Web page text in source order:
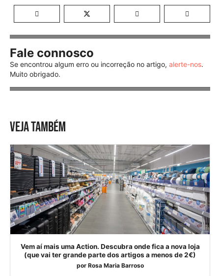
Fale connosco
Se encontrou algum erro ou incorreção no artigo, alerte-nos.
Muito obrigado.
VEJA TAMBÉM
Vem aí mais uma Action. Descubra onde fica a nova loja
(que vai ter grande parte dos artigos a menos de 2€)
por Rosa Maria Barroso